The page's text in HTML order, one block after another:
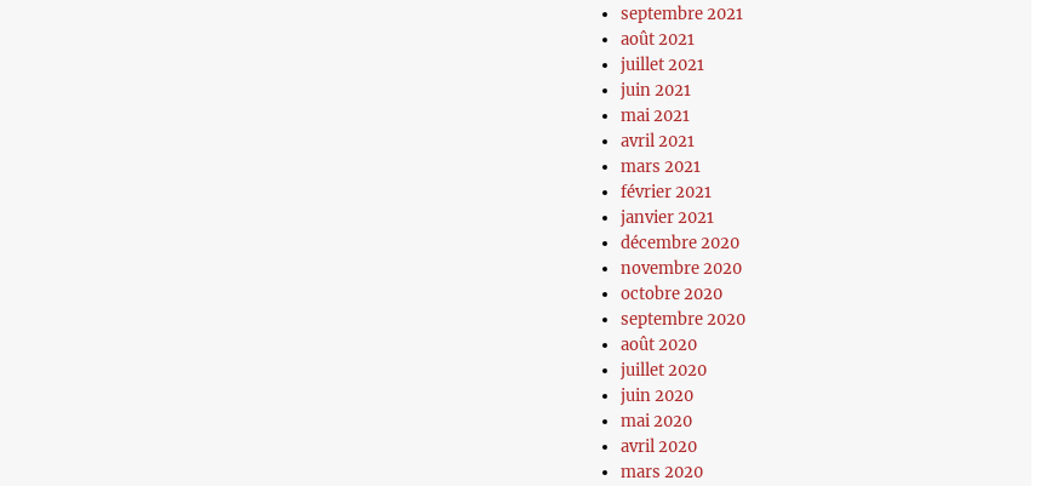
septembre 2021
août 2021
juillet 2021
juin 2021
mai 2021
avril 2021
mars 2021
février 2021
janvier 2021
décembre 2020
novembre 2020
octobre 2020
septembre 2020
août 2020
juillet 2020
juin 2020
mai 2020
avril 2020
mars 2020